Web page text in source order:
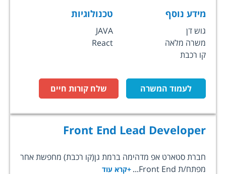
מידע נוסף
גוש דן
משרה מלאה
קו רכבת
טכנולוגיות
JAVA
React
לעמוד המשרה שלח קורות חיים
Front End Lead Developer
חברת סטארט אפ מדהימה ברמת גן(קו רכבת) מחפשת אחר
מפתח/ת Front End...
+קרא עוד